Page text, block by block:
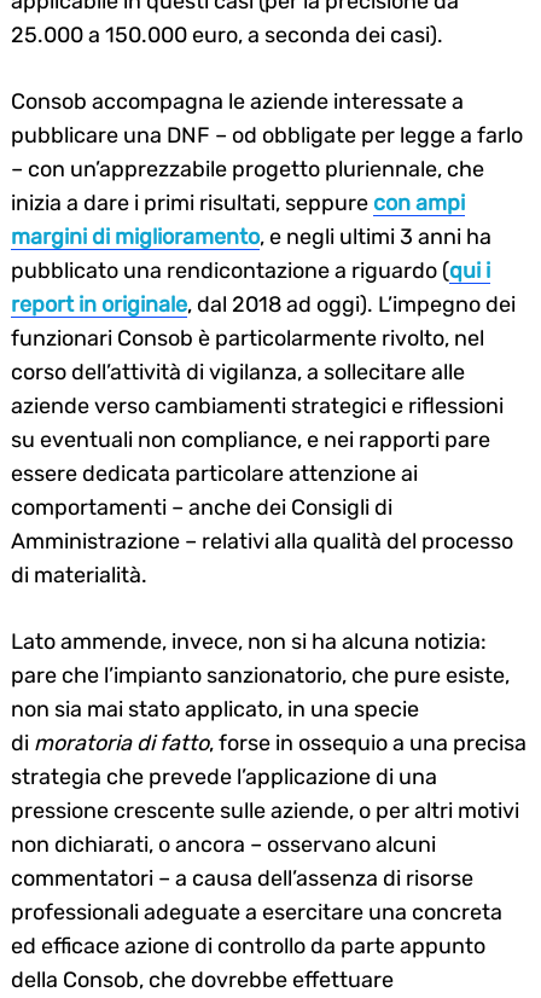
25.000 a 150.000 euro, a seconda dei casi).
Consob accompagna le aziende interessate a
pubblicare una DNF – od obbligate per legge a farlo
– con un’apprezzabile progetto pluriennale, che
inizia a dare i primi risultati, seppure con ampi
margini di miglioramento, e negli ultimi 3 anni ha
pubblicato una rendicontazione a riguardo (qui i
report in originale, dal 2018 ad oggi). L’impegno dei
funzionari Consob è particolarmente rivolto, nel
corso dell’attività di vigilanza, a sollecitare alle
aziende verso cambiamenti strategici e riflessioni
su eventuali non compliance, e nei rapporti pare
essere dedicata particolare attenzione ai
comportamenti – anche dei Consigli di
Amministrazione – relativi alla qualità del processo
di materialità.
Lato ammende, invece, non si ha alcuna notizia:
pare che l’impianto sanzionatorio, che pure esiste,
non sia mai stato applicato, in una specie
di moratoria di fatto, forse in ossequio a una precisa
strategia che prevede l’applicazione di una
pressione crescente sulle aziende, o per altri motivi
non dichiarati, o ancora – osservano alcuni
commentatori – a causa dell’assenza di risorse
professionali adeguate a esercitare una concreta
ed efficace azione di controllo da parte appunto
della Consob, che dovrebbe effettuare